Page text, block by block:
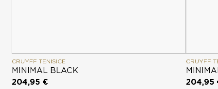
CRUYFF TENISICE
MINIMAL BLACK
204,95 €
CRUYFF
204,95